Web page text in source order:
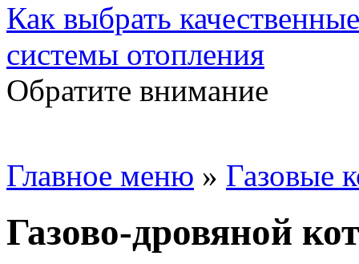
Как выбрать
системы отопления
Обратите внимание
Главное меню » Газовые
Газово-дровяной